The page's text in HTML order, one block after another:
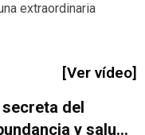
extraordinaria
[Ver vídeo]
del
y salud